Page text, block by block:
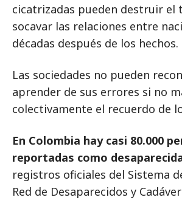
cicatrizadas pueden destruir el
socavar las relaciones entre
décadas después de los hechos.
Las sociedades no pueden
aprender de sus errores si no
colectivamente el recuerdo de
En Colombia hay casi 80.000
reportadas como
registros oficiales del Sistema
Red de Desaparecidos y